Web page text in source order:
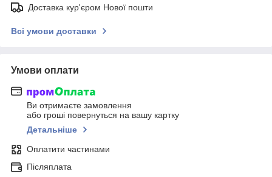
Доставка кур'єром Нової пошти
Всі умови доставки
Умови оплати
Ви отримаєте замовлення
або гроші повернуться на вашу картку
Детальніше
Оплатити частинами
Післяплата